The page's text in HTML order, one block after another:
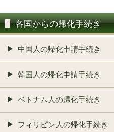
各国からの帰化手続き
中国人の帰化申請手続き
韓国人の帰化申請手続き
ベトナム人の帰化手続き
フィリピン人の帰化手続き